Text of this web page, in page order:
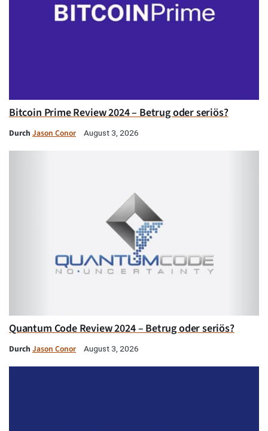
Bitcoin Prime Review 2024 – Betrug oder seriös?
Durch Jason Conor August 3, 2026
Quantum Code Review 2024 – Betrug oder seriös?
Durch Jason Conor August 3, 2026